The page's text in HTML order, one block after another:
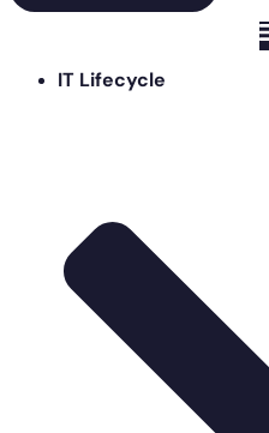
IT Lifecycle